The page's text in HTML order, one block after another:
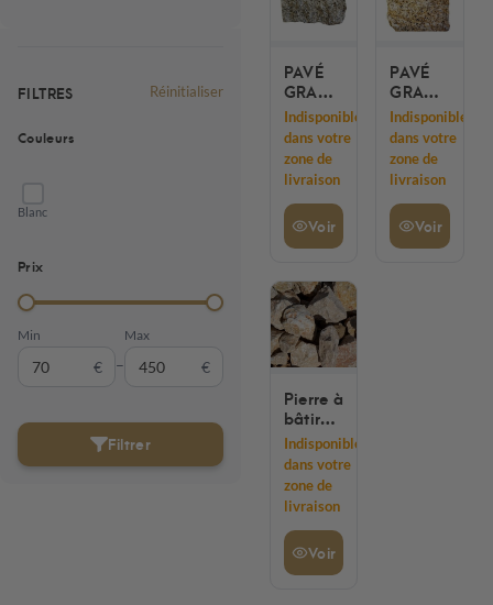
FILTRES Réinitialiser
Couleurs
Blanc
Prix
Min
€ –
Max
€
Filtrer
PAVÉ
GRANIT
DU
PORTUGAL
GRIS -
BIG
BAG
+/-
12M2
Indisponible
dans votre
zone de
livraison
Voir
PAVÉ
GRANIT
DU
PORTUGAL
JAUNE
- BIG
BAG
+/-
12M2 =
ENVIRON
Indisponible
dans votre
zone de
livraison
Voir
Pierre à
bâtir
50/250
blanc
Indisponible
dans votre
zone de
livraison
Voir